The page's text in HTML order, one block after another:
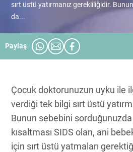
sırt üstü yatırmanız gerekliliğidir.
da...
Paylaş
Çocuk doktorunuzun uyku ile
verdiği tek bilgi sırt üstü
Bunun sebebini
kısaltması SIDS olan, ani
için sırt üstü yatmaları